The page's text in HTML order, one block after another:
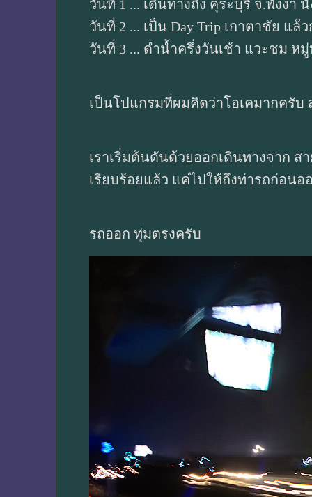
วันที่ 1 ... เดินทางถึง คุระบุรี จ.พังงา
วันที่ 2 ... เป็น Day Trip เกาตาชัย แ
วันที่ 3 ... ดำน้ำครึ่งวันเช้า แวะชม ห
เป็นโปแกรมที่ผมคิดว่าโอเคมากครับ
เราเริ่มต้นดันด้วยออกเดินทางจาก ส
เรียบร้อยแล้ว แค่ไปให้ถึงท่ารถก่อน
รถออก ทุ่มตรงครับ